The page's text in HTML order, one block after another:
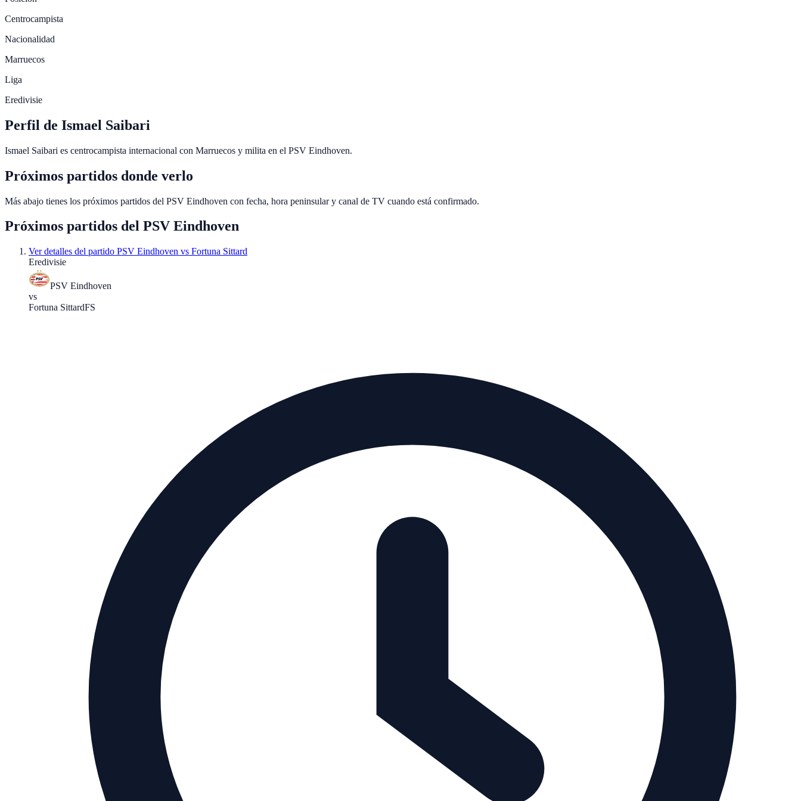
Centrocampista
Nacionalidad
Marruecos
Liga
Eredivisie
Perfil de Ismael Saibari
Ismael Saibari es centrocampista internacional con Marruecos y milita en el PSV Eindhoven.
Próximos partidos donde verlo
Más abajo tienes los próximos partidos del PSV Eindhoven con fecha, hora peninsular y canal de TV cuando está confirmado.
Próximos partidos del PSV Eindhoven
Ver detalles del partido PSV Eindhoven vs Fortuna Sittard
Eredivisie
PSV Eindhoven
vs
Fortuna SittardFS